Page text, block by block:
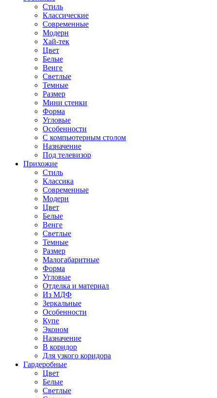
Стиль
Классические
Современные
Модерн
Хай-тек
Цвет
Белые
Венге
Светлые
Темные
Размер
Мини стенки
Форма
Угловые
Особенности
С компьютерным столом
Назначение
Под телевизор
Прихожие
Стиль
Классика
Современные
Модерн
Цвет
Белые
Венге
Светлые
Темные
Размер
Малогабаритные
Форма
Угловые
Отделка и материал
Из МДФ
Зеркальные
Особенности
Купе
Эконом
Назначение
В коридор
Для узкого коридора
Гардеробные
Цвет
Белые
Светлые